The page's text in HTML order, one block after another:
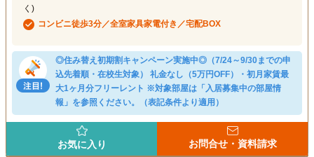
く)
コンビニ徒歩3分／全室家具家電付き／宅配BOX
◎住み替え初期割キャンペーン実施中◎（7/24～9/30までの申
込先着順・在校生対象） 礼金なし（5万円OFF）・初月家賃最
大1ヶ月分フリーレント ※対象部屋は「入居募集中の部屋情
報」を参照ください。（表記条件より適用）
お気に入り お問合せ・資料請求